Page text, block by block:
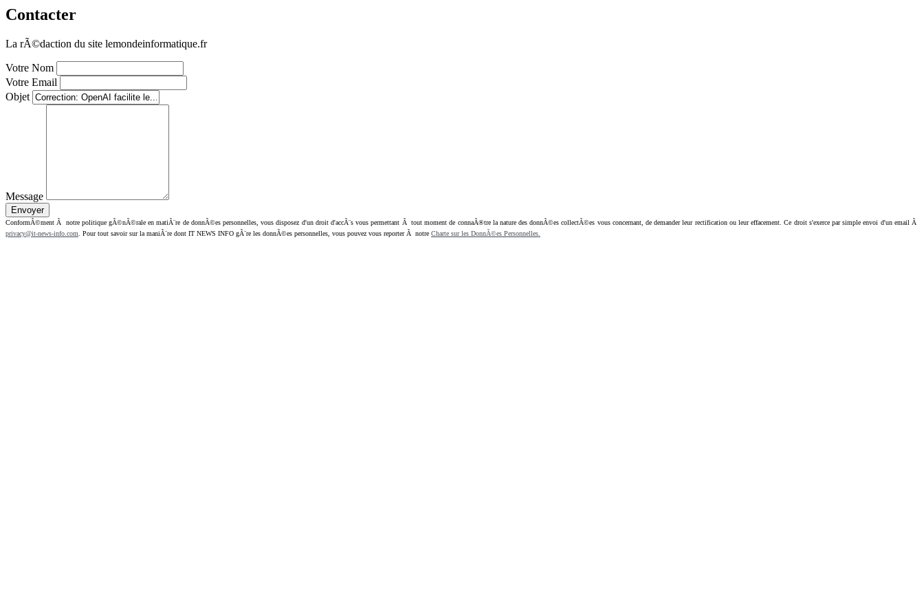
Contacter
La rÃ©daction du site lemondeinformatique.fr
Votre Nom
Votre Email
Objet
Message
ConformÃ©ment Ã notre politique gÃ©nÃ©rale en matiÃ¨re de donnÃ©es personnelles, vous disposez d'un droit d'accÃ¨s vous permettant Ã tout moment de connaÃ®tre la nature des donnÃ©es collectÃ©es vous concernant, de demander leur rectification ou leur effacement. Ce droit s'exerce par simple envoi d'un email Ã
privacy@it-news-info.com . Pour tout savoir sur la maniÃ¨re dont IT NEWS INFO gÃ¨re les donnÃ©es personnelles, vous pouvez vous reporter Ã notre Charte sur les DonnÃ©es Personnelles.